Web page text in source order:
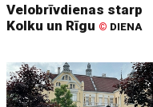
Velobrīvdienas starp
Kolku un Rīgu © DIENA